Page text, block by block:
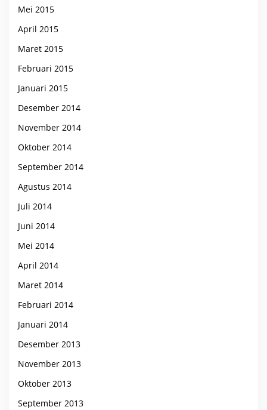
Mei 2015
April 2015
Maret 2015
Februari 2015
Januari 2015
Desember 2014
November 2014
Oktober 2014
September 2014
Agustus 2014
Juli 2014
Juni 2014
Mei 2014
April 2014
Maret 2014
Februari 2014
Januari 2014
Desember 2013
November 2013
Oktober 2013
September 2013